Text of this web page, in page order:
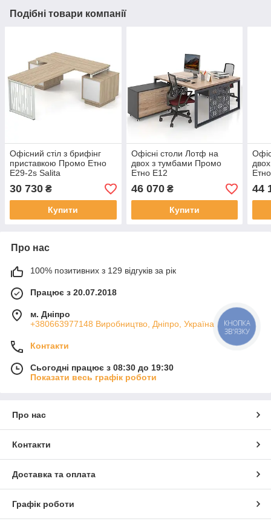
Подібні товари компанії
Офісний стіл з брифінг
приставкою Промо Етно
E29-2s Salita
30 730 ₴
Купити
Офісні столи Лотф на
двох з тумбами Промо
Етно E12
46 070₴
Купити
44
Про нас
100% позитивних з 129 відгуків за рік
Працює з 20.07.2018
м. Дніпро
+380663977148 Виробництво, Дніпро, Україна
Контакти
Сьогодні працює з 08:30 до 19:30
Показати весь графік роботи
Про нас
Контакти
Доставка та оплата
Графік роботи
КНОПКА
ЗВ'ЯЗКУ